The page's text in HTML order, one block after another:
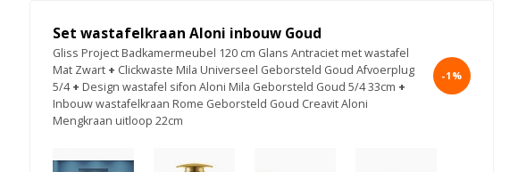
Set wastafelkraan Aloni inbouw Goud
Gliss Project Badkamermeubel 120 cm Glans Antraciet met wastafel
Mat Zwart + Clickwaste Mila Universeel Geborsteld Goud Afvoerplug
5/4 + Design wastafel sifon Aloni Mila Geborsteld Goud 5/4 33cm +
Inbouw wastafelkraan Rome Geborsteld Goud Creavit Aloni
Mengkraan uitloop 22cm
-1%